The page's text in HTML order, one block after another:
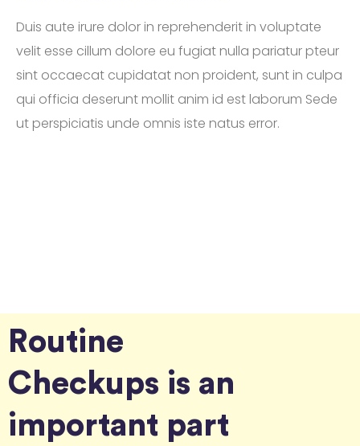
Duis aute irure dolor in reprehenderit in voluptate
velit esse cillum dolore eu fugiat nulla pariatur pteur
sint occaecat cupidatat non proident, sunt in culpa
qui officia deserunt mollit anim id est laborum Sede
ut perspiciatis unde omnis iste natus error.
Routine
Checkups is an
important part